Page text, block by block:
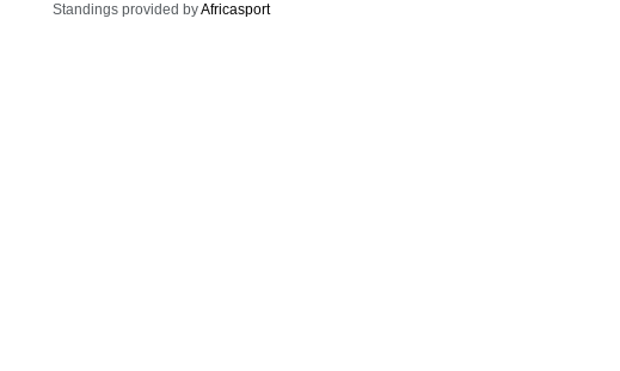
Standings provided byAfricasport